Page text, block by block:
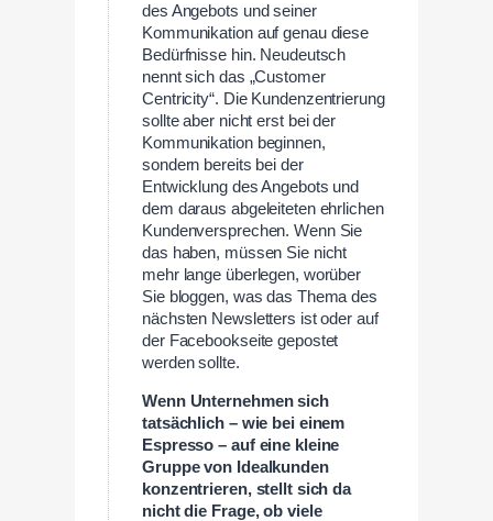
des Angebots und seiner
Kommunikation auf genau diese
Bedürfnisse hin. Neudeutsch
nennt sich das „Customer
Centricity“. Die Kundenzentrierung
sollte aber nicht erst bei der
Kommunikation beginnen,
sondern bereits bei der
Entwicklung des Angebots und
dem daraus abgeleiteten ehrlichen
Kundenversprechen. Wenn Sie
das haben, müssen Sie nicht
mehr lange überlegen, worüber
Sie bloggen, was das Thema des
nächsten Newsletters ist oder auf
der Facebookseite gepostet
werden sollte.
Wenn Unternehmen sich
tatsächlich – wie bei einem
Espresso – auf eine kleine
Gruppe von Idealkunden
konzentrieren, stellt sich da
nicht die Frage, ob viele